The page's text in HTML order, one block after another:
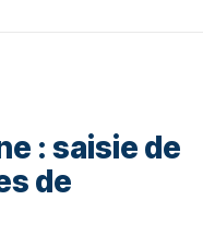
: saisie de
de